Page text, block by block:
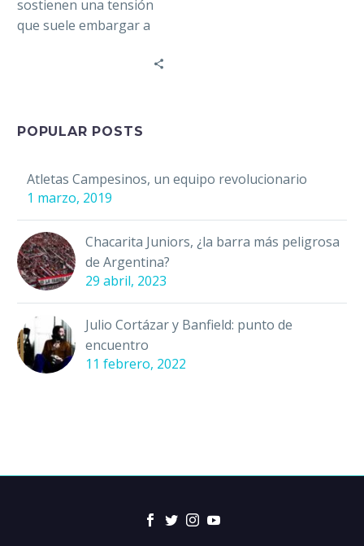
sostienen una tensión
que suele embargar a
POPULAR POSTS
Atletas Campesinos, un equipo revolucionario
1 marzo, 2019
Chacarita Juniors, ¿la barra más peligrosa
de Argentina?
29 abril, 2023
Julio Cortázar y Banfield: punto de
encuentro
11 febrero, 2022